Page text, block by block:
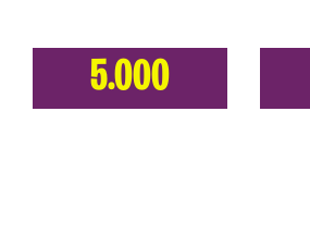
5.000